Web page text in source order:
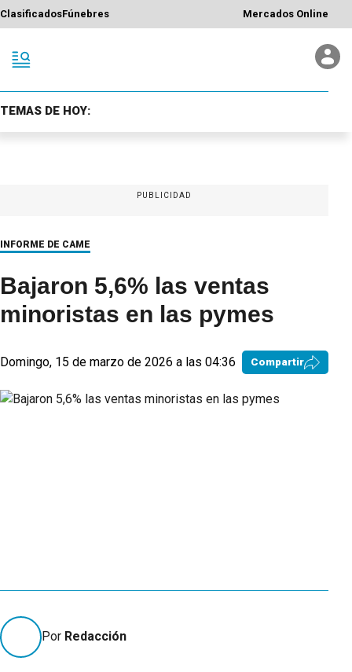
ClasificadosFúnebres Mercados Online
TEMAS DE HOY:
PUBLICIDAD
INFORME DE CAME
Bajaron 5,6% las ventas
minoristas en las pymes
Domingo, 15 de marzo de 2026 a las 04:36 Compartir
Por Redacción